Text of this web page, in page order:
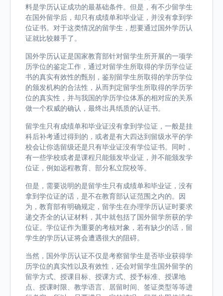
料是学历认证成功的最基础条件。但是，有不少留学生
在国外留学后，却只有成绩单和毕业证，并没有拿到学
位证书。对于这类情况的留学生，想要通过国外学历认
证就比较棘手了。
国外学历认证是国家教育部针对留学生所开展的一项学
历学位的鉴定工作，通过对留学生所取得的学历学位证
书的真实有效性的甄别，鉴别留学生所取得的学历学位
的颁发机构的合法性，从而判定留学生所取得的学历学
位的真实性，并与我国的学历学位体系的相对应的关系
做一个权威的确认，最终出具纸质的认证书。
留学生只有成绩单和毕业证没有拿到学位证，一般是挂
科后补考通过得到的，或者是有大四达到留级水平的学
校会让你选留级还是只有毕业证没有学位证书。同时，
有一些学校或者是课程只能颁发毕业证，并不能颁发学
位证，例如远程教育、部分私立院校等。
但是，需要说明的是留学生只有成绩单和毕业证，没有
拿到学位证的话，是不在教育部认证范围之内的。因
为，教育部有明确规定，留学生在办理学历认证时要求
递交齐全的认证材料，其中就包括了国外留学所获的学
位证。学位证作为重要的考核对象，若有缺少的话，留
学生的学历认证将会遭遇很大的阻碍。
当然，国外学历认证不仅是考察留学生是否毕业获得学
历学位的真实性以及有效性，还会对留学生国外留学的
留学方式、授课目标、授课方式、授予标准、授课地
点、授课时限、教学语言、居留时间、签证类型等等进